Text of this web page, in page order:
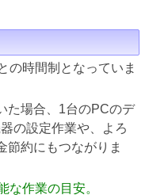
の時間制となっていま
た場合、1台のPCのデ
の設定作業や、よろ
節約にもつながりま
な作業の目安。